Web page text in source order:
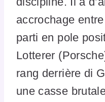
accrochage
parti en pole
Lotterer
rang derrière di
une casse